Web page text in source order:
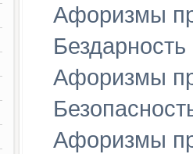
Афоризмы
Бездарность
Афоризмы
Афоризмы